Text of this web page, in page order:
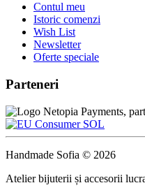
Contul meu
Istoric comenzi
Wish List
Newsletter
Oferte speciale
Parteneri
Handmade Sofia © 2026
Atelier bijuterii și accesorii